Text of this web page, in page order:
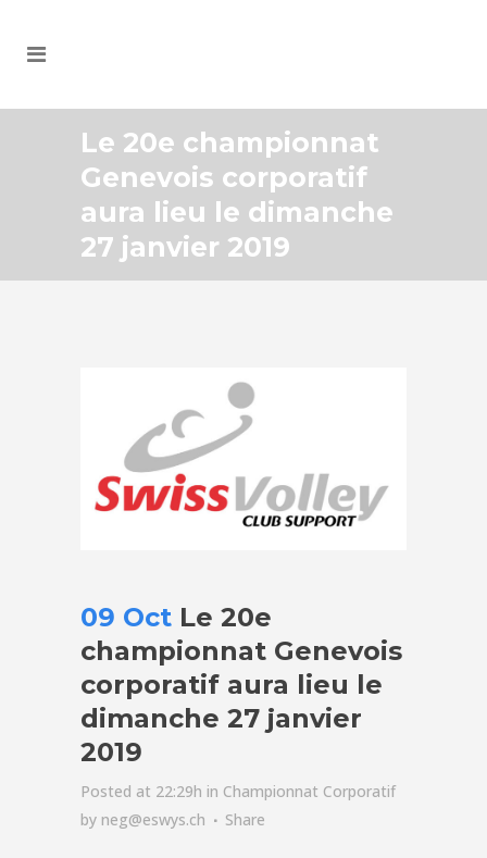
Le 20e championnat
Genevois corporatif
aura lieu le dimanche
27 janvier 2019
09 Oct Le 20e
championnat Genevois
corporatif aura lieu le
dimanche 27 janvier
2019
Posted at 22:29h in Championnat Corporatif
by neg@eswys.ch Share